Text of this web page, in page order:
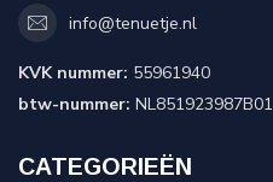
info@tenuetje.nl
KVK nummer: 55961940
btw-nummer: NL851923987B01
CATEGORIEËN